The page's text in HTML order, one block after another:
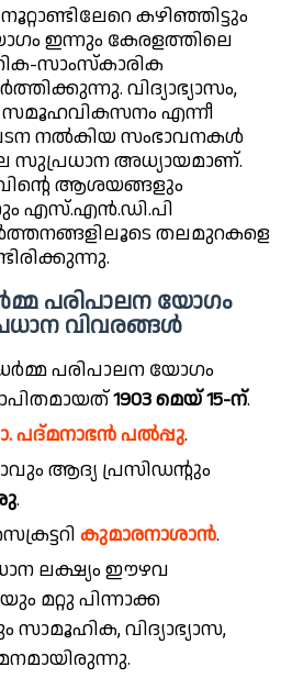
കഴിഞ്ഞിട്ടും
ഇന്നും കേരളത്തിലെ
സാംസ്കാരിക
വിദ്യാഭ്യാസം,
സമൂഹവികസനം എന്നീ
നൽകിയ സംഭാവനകൾ
സുപ്രധാന അധ്യായമാണ്.
ആശയങ്ങളും
എസ്.എൻ.ഡി.പി
തലമുറകളെ
പരിപാലന യോഗം
പ്രധാന വിവരങ്ങൾ
പരിപാലന യോഗം
1903 മെയ് 15-ന്.
പദ്മനാഭൻ പൽപ്.
ആദ്യ പ്രസിഡന്റും
.
കുമാരനാശാൻ.
ലക്ഷ്യം ഈഴവ
മറ്റു പിന്നാക്ക
സാമൂഹിക, വിദ്യാഭ്യാസ,